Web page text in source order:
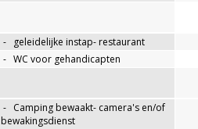
-
geleidelijke instap- restaurant
- WC voor gehandicapten
- Camping bewaakt- camera's en/of
bewakingsdienst